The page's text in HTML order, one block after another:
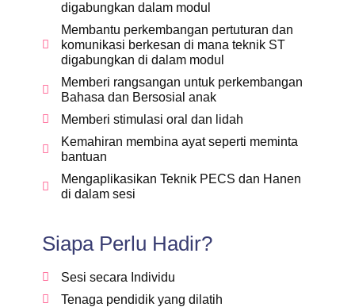
digabungkan dalam modul
Membantu perkembangan pertuturan dan
komunikasi berkesan di mana teknik ST
digabungkan di dalam modul
Memberi rangsangan untuk perkembangan
Bahasa dan Bersosial anak
Memberi stimulasi oral dan lidah
Kemahiran membina ayat seperti meminta
bantuan
Mengaplikasikan Teknik PECS dan Hanen
di dalam sesi
Siapa Perlu Hadir?
Sesi secara Individu
Tenaga pendidik yang dilatih